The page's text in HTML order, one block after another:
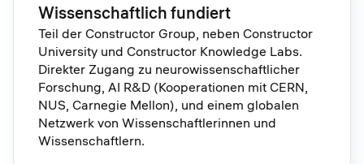
Wissenschaftlich fundiert
Teil der Constructor Group, neben Constructor
University und Constructor Knowledge Labs.
Direkter Zugang zu neurowissenschaftlicher
Forschung, AI R&D (Kooperationen mit CERN,
NUS, Carnegie Mellon), und einem globalen
Netzwerk von Wissenschaftlerinnen und
Wissenschaftlern.